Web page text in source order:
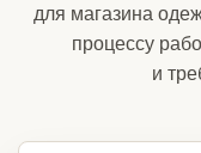
для магазина
процессу
и